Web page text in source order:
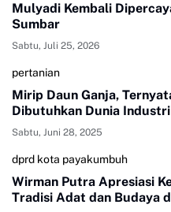
Mulyadi Kembali
Sumbar
Sabtu, Juli 25, 2026
pertanian
Mirip Daun Ganja,
Dibutuhkan Dunia Industri
Sabtu, Juni 28, 2025
dprd kota payakumbuh
Wirman Putra Apresiasi
Tradisi Adat dan Budaya